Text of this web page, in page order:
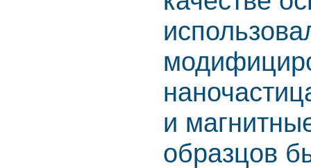
и
образцов